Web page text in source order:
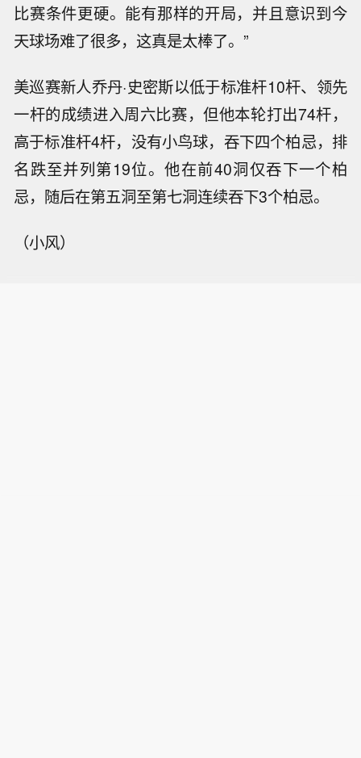
比赛条件更硬。能有那样的开局，并且意识到今
天球场难了很多，这真是太棒了。”
美巡赛新人乔丹·史密斯以低于标准杆10杆、领先
一杆的成绩进入周六比赛，但他本轮打出74杆，
高于标准杆4杆，没有小鸟球，吞下四个柏忌，排
名跌至并列第19位。他在前40洞仅吞下一个柏
忌，随后在第五洞至第七洞连续吞下3个柏忌。
（小风）